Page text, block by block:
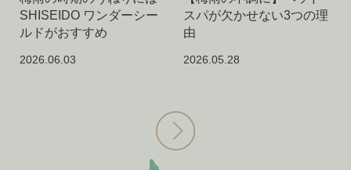
SHISEIDO ワンダーシー
ルドがおすすめ
2026.06.03
スパが欠かせない3つの理
由
2026.05.28